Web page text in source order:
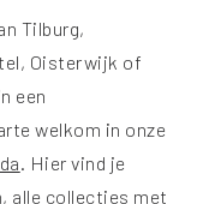
Tilburg,
Oisterwijk of
een
welkom in onze
. Hier vind je
alle collecties met